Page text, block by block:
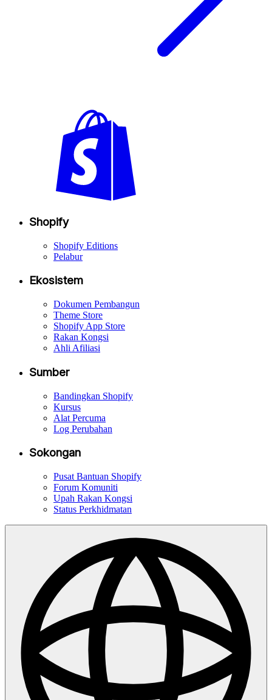
Shopify
Shopify Editions
Pelabur
Ekosistem
Dokumen Pembangun
Theme Store
Shopify App Store
Rakan Kongsi
Ahli Afiliasi
Sumber
Bandingkan Shopify
Kursus
Alat Percuma
Log Perubahan
Sokongan
Pusat Bantuan Shopify
Forum Komuniti
Upah Rakan Kongsi
Status Perkhidmatan